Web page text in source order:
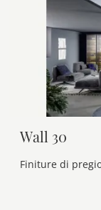
Wall 30